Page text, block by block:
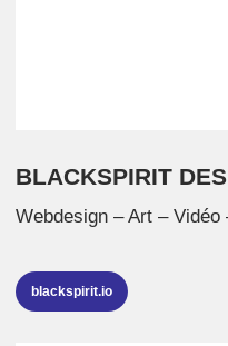
BLACKSPIRIT
Webdesign – Art – Vidéo
blackspirit.io